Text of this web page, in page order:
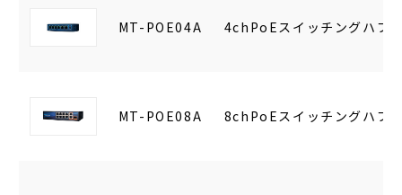
MT-POE04A 4chPoEスイッチングハブ
MT-POE08A 8chPoEスイッチングハブ